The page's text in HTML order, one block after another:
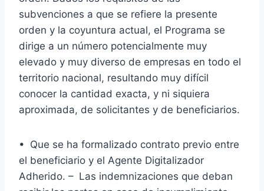
subvenciones a que se refiere la presente
orden y la coyuntura actual, el Programa se
dirige a un número potencialmente muy
elevado y muy diverso de empresas en todo el
territorio nacional, resultando muy difícil
conocer la cantidad exacta, y ni siquiera
aproximada, de solicitantes y de beneficiarios.
• Que se ha formalizado contrato previo entre
el beneficiario y el Agente Digitalizador
Adherido. – Las indemnizaciones que deban